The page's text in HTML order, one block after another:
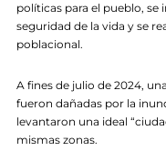
políticas para el pueblo,
seguridad de la vida y se
poblacional.
A fines de julio de 2024,
fueron dañadas por la
levantaron una ideal
mismas zonas.